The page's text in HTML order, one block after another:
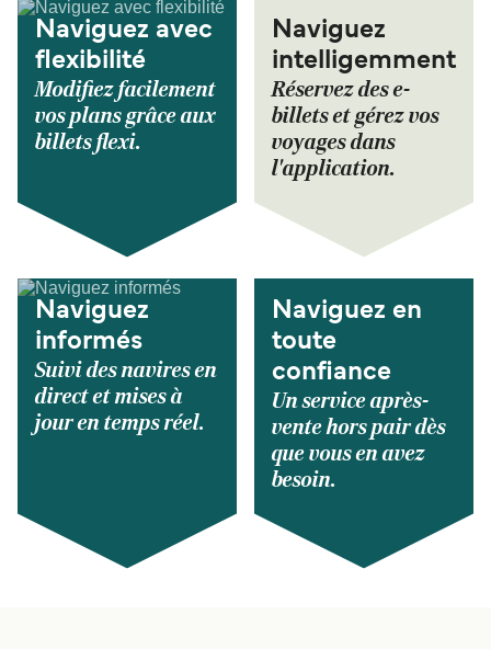
Naviguez avec
flexibilité
Modifiez facilement
vos plans grâce aux
billets flexi.
Naviguez
intelligemment
Réservez des e-
billets et gérez vos
voyages dans
l'application.
Naviguez
informés
Suivi des navires en
direct et mises à
jour en temps réel.
Naviguez en
toute
confiance
Un service après-
vente hors pair dès
que vous en avez
besoin.